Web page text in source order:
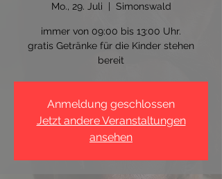
Mo., 29. Juli Simonswald
immer von 09:00 bis 13:00 Uhr.
gratis Getränke für die Kinder stehen
bereit
Anmeldung geschlossen
Jetzt andere Veranstaltungen
ansehen